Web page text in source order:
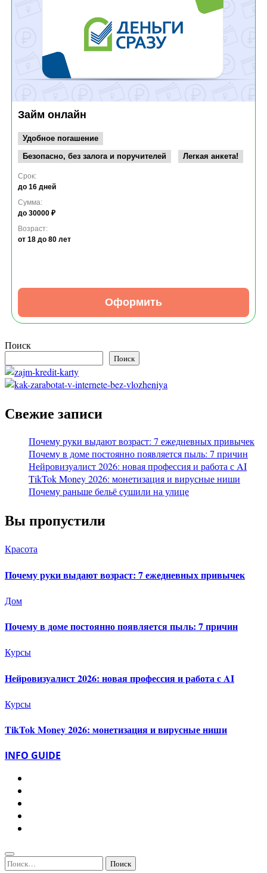
Займ онлайн
Удобное погашение
Безопасно, без залога и поручителей
Легкая анкета!
Срок:
до 16 дней
Сумма:
до 30000 ₽
Возраст:
от 18 до 80 лет
Оформить
Поиск
Поиск
Свежие записи
Почему руки выдают возраст: 7 ежедневных привычек
Почему в доме постоянно появляется пыль: 7 причин
Нейровизуалист 2026: новая профессия и работа с AI
TikTok Money 2026: монетизация и вирусные ниши
Почему раньше бельё сушили на улице
Вы пропустили
Красота
Почему руки выдают возраст: 7 ежедневных привычек
Дом
Почему в доме постоянно появляется пыль: 7 причин
Курсы
Нейровизуалист 2026: новая профессия и работа с AI
Курсы
TikTok Money 2026: монетизация и вирусные ниши
INFO GUIDE
Найти: